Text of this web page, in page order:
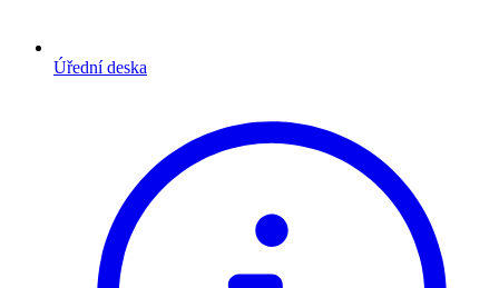
Úřední deska